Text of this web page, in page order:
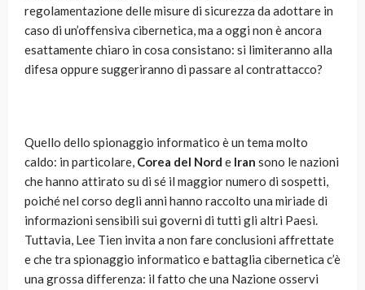
regolamentazione delle misure di sicurezza da adottare in
caso di un’offensiva cibernetica, ma a oggi non è ancora
esattamente chiaro in cosa consistano: si limiteranno alla
difesa oppure suggeriranno di passare al contrattacco?
Quello dello spionaggio informatico è un tema molto
caldo: in particolare, Corea del Nord e Iran sono le nazioni
che hanno attirato su di sé il maggior numero di sospetti,
poiché nel corso degli anni hanno raccolto una miriade di
informazioni sensibili sui governi di tutti gli altri Paesi.
Tuttavia, Lee Tien invita a non fare conclusioni affrettate
e che tra spionaggio informatico e battaglia cibernetica c’è
una grossa differenza: il fatto che una Nazione osservi